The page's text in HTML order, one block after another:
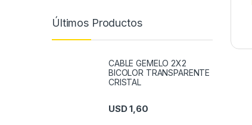
Últimos Productos
CABLE GEMELO 2X2
BICOLOR TRANSPARENTE
CRISTAL
USD1,60